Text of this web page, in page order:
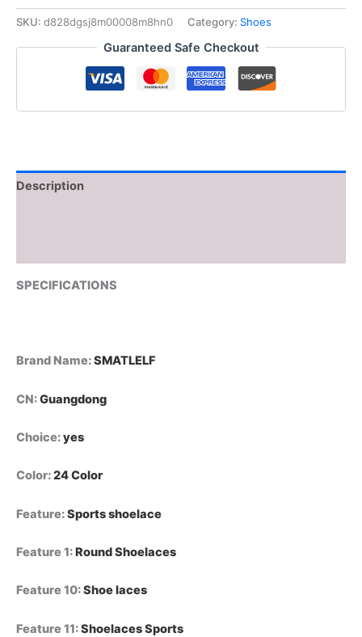
SKU: d828dgsj8m00008m8hn0 Category: Shoes
Guaranteed Safe Checkout
Description
SPECIFICATIONS
Brand Name:SMATLELF
CN:Guangdong
Choice:yes
Color:24 Color
Feature:Sports shoelace
Feature 1:Round Shoelaces
Feature 10:Shoe laces
Feature 11:Shoelaces Sports